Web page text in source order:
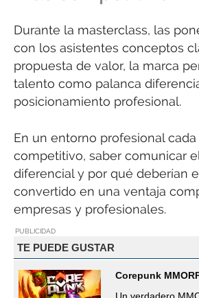
Durante la masterclass, las
con los asistentes conceptos
propuesta de valor, la marca
talento como palanca
posicionamiento profesional.
En un entorno profesional
competitivo, saber comunicar
diferencial y por qué deberían
convertido en una ventaja
empresas y profesionales.
PUBLICIDAD
TE PUEDE GUSTAR
Corepunk